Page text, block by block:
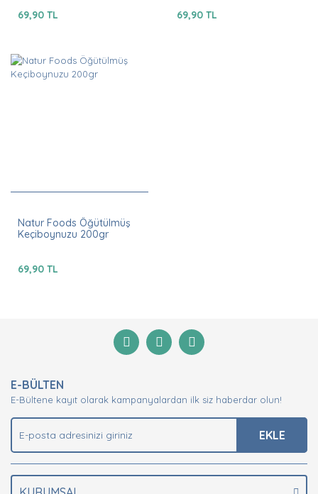
69,90 TL 69,90 TL
Natur Foods Öğütülmüş
Keçiboynuzu 200gr
69,90 TL
E-BÜLTEN
E-Bültene kayıt olarak kampanyalardan ilk siz haberdar olun!
EKLE